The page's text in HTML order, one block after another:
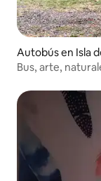
Autobús en Isla
Bus, arte,